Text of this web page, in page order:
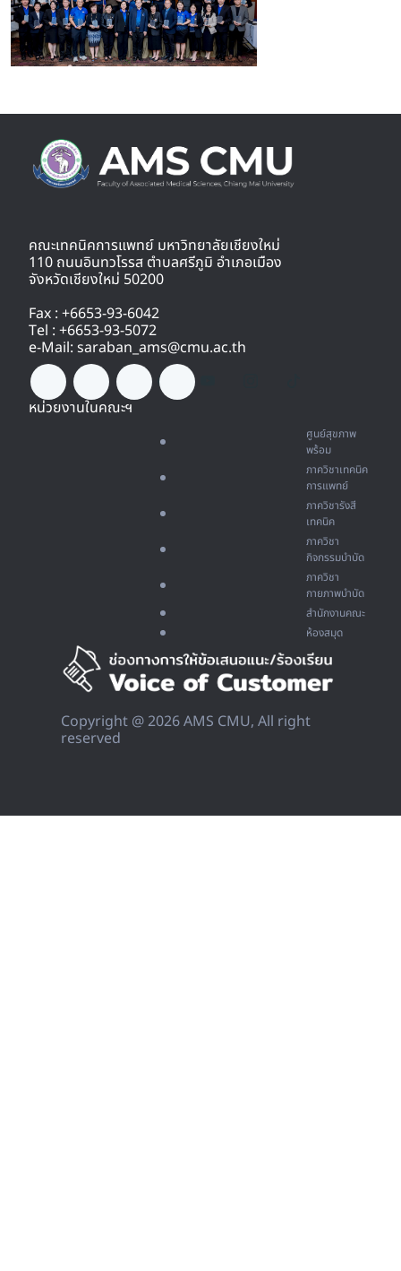
คณะเทคนิคการแพทย์ มหาวิทยาลัยเชียงใหม่
110 ถนนอินทวโรรส ตำบลศรีภูมิ อำเภอเมือง
จังหวัดเชียงใหม่ 50200
Fax : +6653-93-6042
Tel : +6653-93-5072
e-Mail: saraban_ams@cmu.ac.th
หน่วยงานในคณะฯ
ศูนย์สุขภาพ
พร้อม
ภาควิชาเทคนิค
การแพทย์
ภาควิชารังสี
เทคนิค
ภาควิชา
กิจกรรมบำบัด
ภาควิชา
กายภาพบำบัด
สำนักงานคณะ
ห้องสมุด
Copyright @ 2026 AMS CMU, All right
reserved